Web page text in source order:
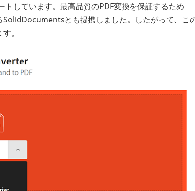
トしています。最高品質のPDF変換を保証するため
とも提携しました。したがって、こ
。